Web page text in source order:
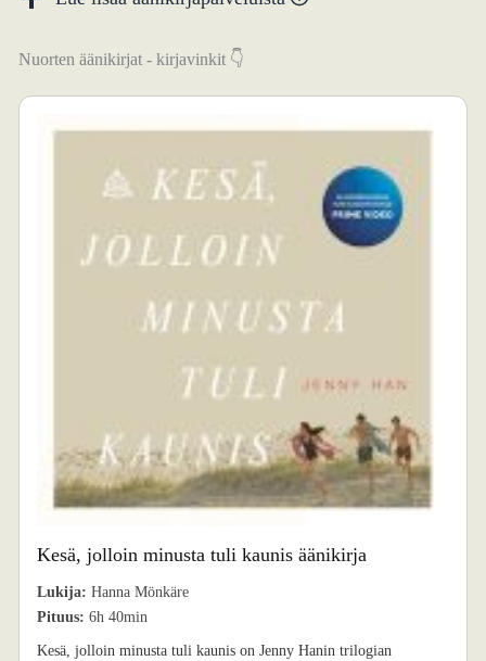
Nuorten äänikirjat - kirjavinkit 👇
Kesä, jolloin minusta tuli kaunis äänikirja
Lukija: Hanna Mönkäre
Pituus: 6h 40min
Kesä, jolloin minusta tuli kaunis on Jenny Hanin trilogian